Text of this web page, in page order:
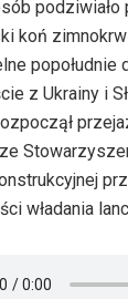
podziwiało
koń
popołudnie
z Ukrainy i
władania